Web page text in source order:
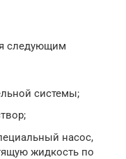
следующим
системы;
насос,
жидкость по